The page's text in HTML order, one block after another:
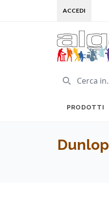
ACCEDI
PRODOTTI
Dunlop